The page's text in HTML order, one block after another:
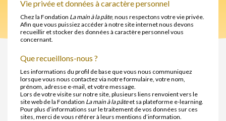
Vie privée et données à caractère personnel
Chez la Fondation La main à la pâte, nous respectons votre vie privée.
Afin que vous puissiez accéder à notre site internet nous devons
recueillir et stocker des données à caractère personnel vous
concernant.
Que recueillons-nous ?
Les informations du profil de base que vous nous communiquez
lorsque vous nous contactez via notre formulaire, votre nom,
prénom, adresse e-mail, et votre message.
Lors de votre visite sur notre site, plusieurs liens renvoient vers le
site web de la Fondation La main à la pâteet sa plateforme e-learning.
Pour plus d’informations sur le traitement de vos données sur ces
sites, merci de vous référer à leurs mentions d’information.